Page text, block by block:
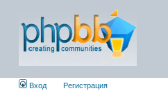
Вход Регистрация